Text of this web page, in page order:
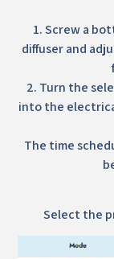
1. Screw a
diffuser and
2. Turn the
into the
The time
Select the